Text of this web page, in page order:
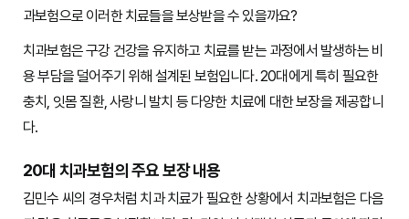
과보험으로 이러한 치료들을 보상받을 수 있을까요?
치과보험은 구강 건강을 유지하고 치료를 받는 과정에서 발생하는 비
용 부담을 덜어주기 위해 설계된 보험입니다. 20대에게 특히 필요한
충치, 잇몸 질환, 사랑니 발치 등 다양한 치료에 대한 보장을 제공합니
다.
20대 치과보험의 주요 보장 내용
김민수 씨의 경우처럼 치과 치료가 필요한 상황에서 치과보험은 다음